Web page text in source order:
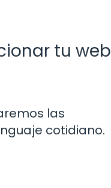
tu web
las
cotidiano.